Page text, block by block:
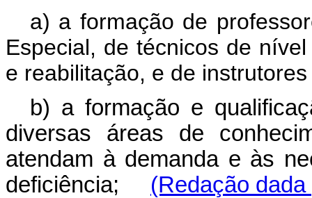
a) a formação de
Especial, de técnicos de
e reabilitação, e de
b) a formação e
diversas áreas de
atendam à demanda e às
deficiência; (Redação